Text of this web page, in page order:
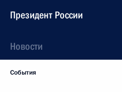
Президент России
Новости
События